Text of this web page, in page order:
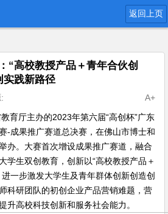
返回上页
“高校教授产品＋青年合伙创
实践新路径
A+
育厅主办的2023年第六届“高创杯”广东
-成果推广赛道总决赛，在佛山市博士和
办。大赛首次增设成果推广赛道，融合
学生双创教育，创新以“高校教授产品＋
一步激发大学生及青年群体创新创造创
科研团队的初创企业产品营销难题，营
升高校科技创新和服务社会能力。